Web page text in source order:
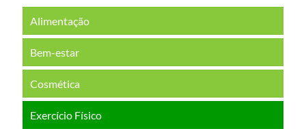
Alimentação
Bem-estar
Cosmética
Exercício Físico